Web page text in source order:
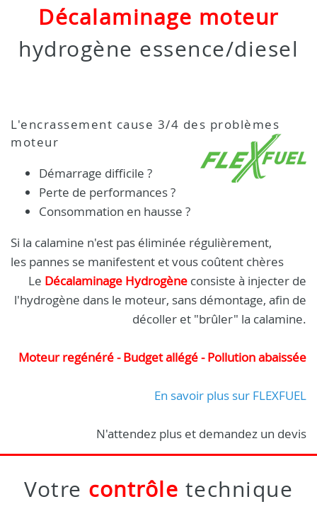
Décalaminage moteur
hydrogène essence/diesel
L'encrassement cause 3/4 des problèmes
moteur
Démarrage difficile ?
Perte de performances ?
Consommation en hausse ?
Si la calamine n'est pas éliminée régulièrement,
les pannes se manifestent et vous coûtent chères
Le Décalaminage Hydrogène consiste à injecter de
l'hydrogène dans le moteur, sans démontage, afin de
décoller et "brûler" la calamine.
Moteur regénéré - Budget allégé - Pollution abaissée
En savoir plus sur FLEXFUEL
N'attendez plus et demandez un devis
Votre contrôle technique